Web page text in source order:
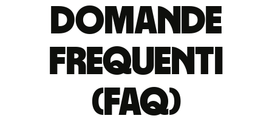
Domande
Frequenti
(FAQ)